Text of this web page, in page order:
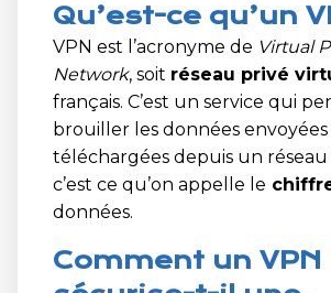
Qu’est-ce qu’un
VPN est l’acronyme de Virtual
Network, soit réseau privé
français. C’est un service qui
brouiller les données
téléchargées depuis un
c’est ce qu’on appelle le
données.
Comment un VPN